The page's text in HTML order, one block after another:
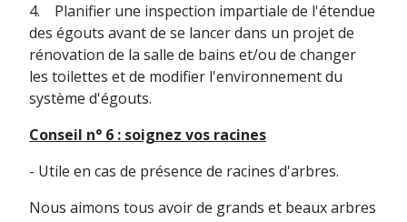
4. Planifier une inspection impartiale de l'étendue
des égouts avant de se lancer dans un projet de
rénovation de la salle de bains et/ou de changer
les toilettes et de modifier l'environnement du
système d'égouts.
Conseil n° 6 : soignez vos racines
- Utile en cas de présence de racines d'arbres.
Nous aimons tous avoir de grands et beaux arbres